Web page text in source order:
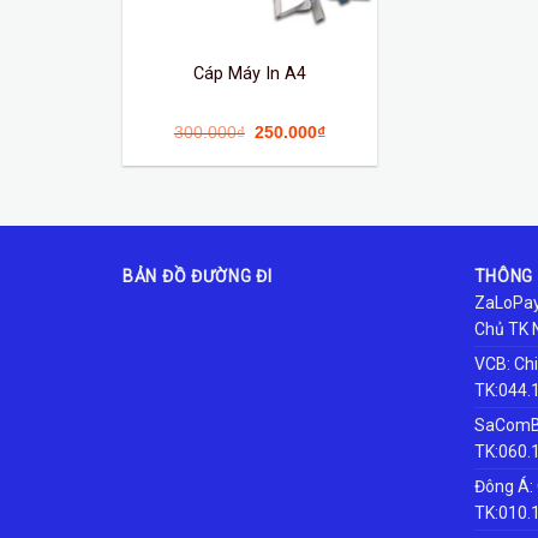
Cáp Máy In A4
300.000₫ 250.000₫
BẢN ĐỒ ĐƯỜNG ĐI
THÔNG
Chủ TK
VCB:
Đông Á: